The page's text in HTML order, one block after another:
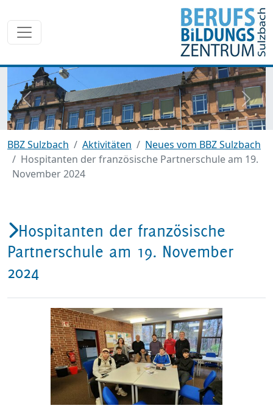
zurück
BBZ Sulzbach Aktivitäten
Neues vom BBZ Sulzbach
Hospitanten der französische Partnerschule am 19.
November 2024
Hospitanten der französische
Partnerschule am 19. November
2024